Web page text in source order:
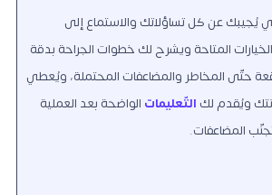
يُجيبك عن كل تساؤلاتك والاستماع إلى
المتاحة ويشرح لك خطوات الجراحة بدقة
حتّى المخاطر والمضاعفات المحتملة، ويُعطي
ويُقدم لك التّعليمات الواضحة بعد العملية
المضاعفات.